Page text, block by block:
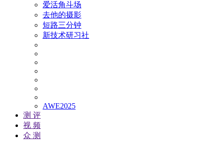
爱活角斗场
去他的摄影
短路三分钟
新技术研习社
AWE2025
测 评
视 频
众 测